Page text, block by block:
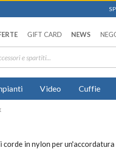
GIFT CARD NEWS
Video Cuffie
corde in nylon per